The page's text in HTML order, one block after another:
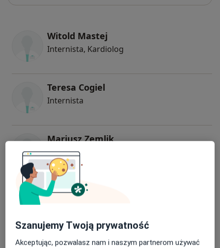
Witold Mastej
Internista, Kardiolog
Teresa Cogiel
Internista
Mariusz Zemlik
Internista
Joanna Leśniak-Mastej
Jerzy Piotr Leśniakiewicz
Szanujemy Twoją prywatność
Akceptując, pozwalasz nam i naszym partnerom używać